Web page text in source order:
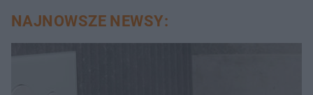
NAJNOWSZE NEWSY: